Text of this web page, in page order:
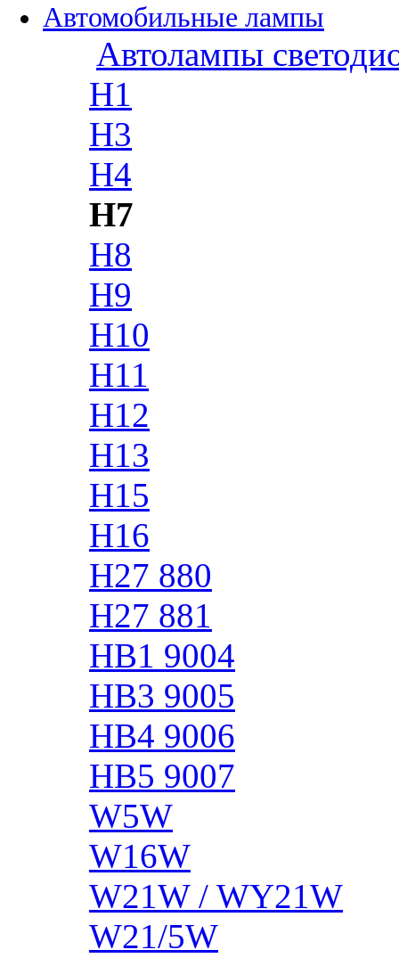
Автомобильные лампы
Автолампы
H1
H3
H4
H7
H8
H9
H10
H11
H12
H13
H15
H16
H27 880
H27 881
HB1 9004
HB3 9005
HB4 9006
HB5 9007
W5W
W16W
W21W / WY21W
W21/5W